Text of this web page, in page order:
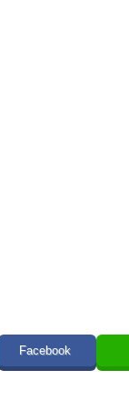
Facebook